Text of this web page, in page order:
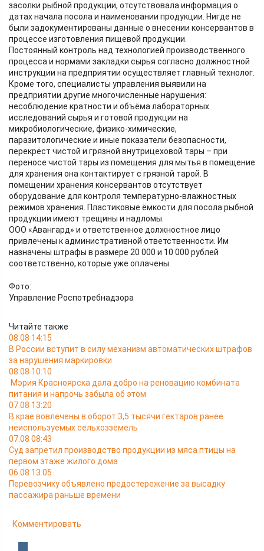
засолки рыбной продукции, отсутствовала информация о
датах начала посола и наименовании продукции. Нигде не
были задокументированы данные о внесении консервантов в
процессе изготовления пищевой продукции.
Постоянный контроль над технологией производственного
процесса и нормами закладки сырья согласно должностной
инструкции на предприятии осуществляет главный технолог.
Кроме того, специалисты управления выявили на
предприятии другие многочисленные нарушения:
несоблюдение кратности и объёма лабораторных
исследований сырья и готовой продукции на
микробиологические, физико-химические,
паразитологические и иные показатели безопасности,
перекрёст чистой и грязной внутрицеховой тары – при
переносе чистой тары из помещения для мытья в помещение
для хранения она контактирует с грязной тарой. В
помещении хранения консервантов отсутствует
оборудование для контроля температурно-влажностных
режимов хранения. Пластиковые ёмкости для посола рыбной
продукции имеют трещины и надломы.
ООО «Авангард» и ответственное должностное лицо
привлечены к административной ответственности. Им
назначены штрафы в размере 20 000 и 10 000 рублей
соответственно, которые уже оплачены.
Фото:
Управление Роспотребнадзора
Читайте также
08.08 14:15
В России вступит в силу механизм автоматических штрафов
за нарушения маркировки
08.08 10:10
Мэрия Красноярска дала добро на реновацию комбината
питания и напрочь забыла об этом
07.08 13:20
В крае вовлечены в оборот 3,5 тысячи гектаров ранее
неиспользуемых сельхозземель
07.08 08:43
Суд запретил производство продукции из мяса птицы на
первом этаже жилого дома
06.08 13:05
Перевозчику объявлено предостережение за высадку
пассажира раньше времени
Комментировать